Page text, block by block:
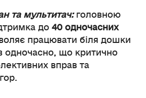
та мультитач:головною
до 40 одночасних
працювати біля дошки
одночасно, що критично
вправ та